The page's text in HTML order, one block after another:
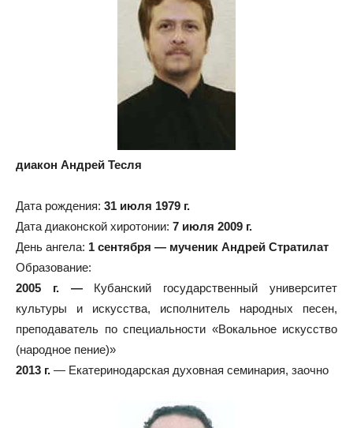
диакон Андрей Тесля
Дата рождения: 31 июля 1979 г.
Дата диаконской хиротонии: 7 июля 2009 г.
День ангела: 1 сентября — мученик Андрей Стратилат
Образование:
2005 г. —Кубанский государственный университет
культуры и искусства, исполнитель народных песен,
преподаватель по специальности «Вокальное искусство
(народное пение)»
2013 г. — Екатеринодарская духовная семинария, заочно